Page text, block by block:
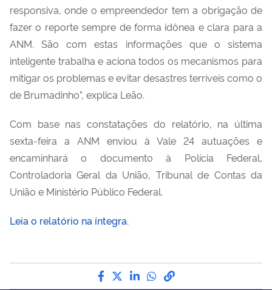
responsiva, onde o empreendedor tem a obrigação de
fazer o reporte sempre de forma idônea e clara para a
ANM. São com estas informações que o sistema
inteligente trabalha e aciona todos os mecanismos para
mitigar os problemas e evitar desastres terríveis como o
de Brumadinho”, explica Leão.
Com base nas constatações do relatório, na última
sexta-feira a ANM enviou à Vale 24 autuações e
encaminhará o documento à Polícia Federal,
Controladoria Geral da União, Tribunal de Contas da
União e Ministério Público Federal.
Leia o relatório na íntegra.
Compartilhe por Facebook
Compartilhe por Twitter
Compartilhe por
Compartilhe por
link para Copiar